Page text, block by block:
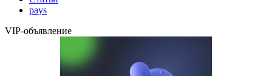
pays
VIP-объявление